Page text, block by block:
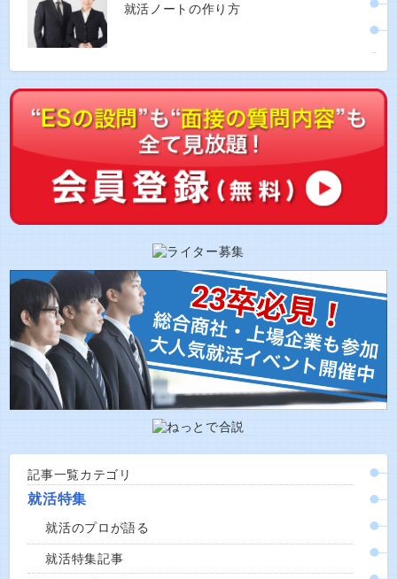
就活ノートの作り方
記事一覧カテゴリ
就活特集
就活のプロが語る
就活特集記事